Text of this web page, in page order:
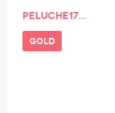
peluche1705
gold